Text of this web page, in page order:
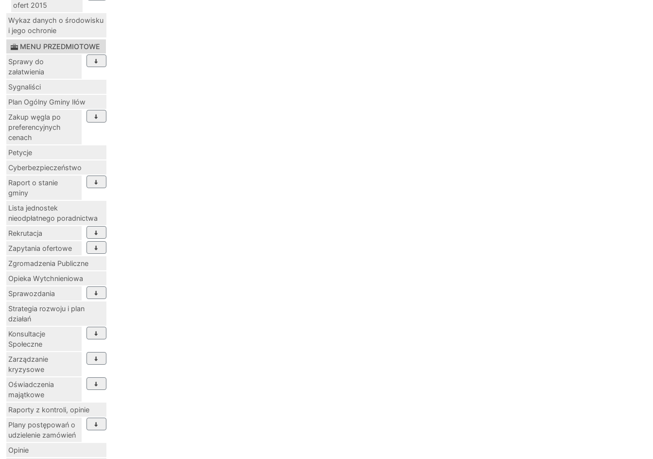
ofert 2015
Wykaz danych o środowisku
i jego ochronie
MENU PRZEDMIOTOWE
Sprawy do
załatwienia
Sygnaliści
Plan Ogólny Gminy Iłów
Zakup węgla po
preferencyjnych
cenach
Petycje
Cyberbezpieczeństwo
Raport o stanie
gminy
Lista jednostek
nieodpłatnego poradnictwa
Rekrutacja
Zapytania ofertowe
Zgromadzenia Publiczne
Opieka Wytchnieniowa
Sprawozdania
Strategia rozwoju i plan
działań
Konsultacje
Społeczne
Zarządzanie
kryzysowe
Oświadczenia
majątkowe
Raporty z kontroli, opinie
Plany postępowań o
udzielenie zamówień
Opinie